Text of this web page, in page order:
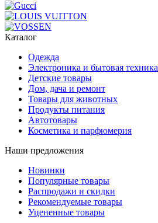
Каталог
Одежда
Электроника и бытовая техника
Детские товары
Дом, дача и ремонт
Товары для животных
Продукты питания
Автотовары
Косметика и парфюмерия
Наши предложения
Новинки
Популярные товары
Распродажи и скидки
Рекомендуемые товары
Уцененные товары